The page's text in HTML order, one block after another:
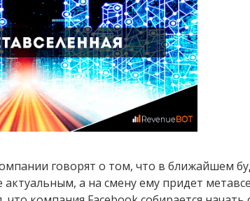
говорят о том, что в ближайшем
актуальным, а на смену ему придет